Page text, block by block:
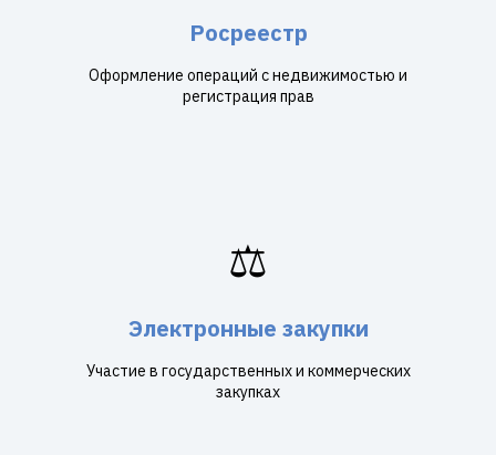
Росреестр
Оформление операций с недвижимостью и
регистрация прав
⚖️
Электронные закупки
Участие в государственных и коммерческих
закупках